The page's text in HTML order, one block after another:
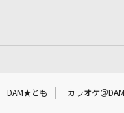
DAM★とも カラオケ＠DAM